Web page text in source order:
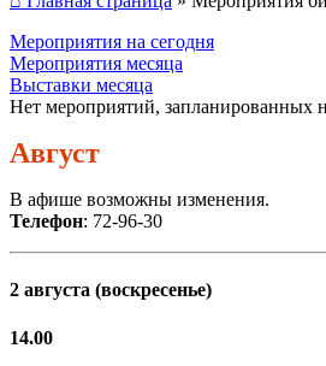
Мероприятия на сегодня
Мероприятия месяца
Выставки месяца
Нет мероприятий, запланированных
Август
В афише возможны изменения.
Телефон: 72-96-30
2 августа (воскресенье)
14.00